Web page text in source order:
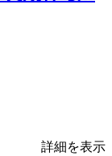
詳細を表示